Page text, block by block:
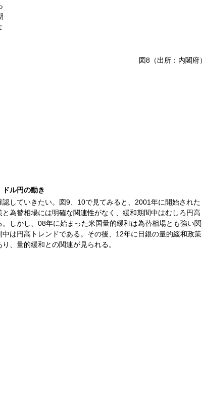
図8（出所：内閣府）
ル円の動き
していきたい。図9、10で見てみると、2001年に開始された
為替相場には明確な関連性がなく、緩和期間中はむしろ円高
。しかし、08年に始まった米国量的緩和は為替相場とも強い関
は円高トレンドである。その後、12年に日銀の量的緩和政策
、量的緩和との関連が見られる。